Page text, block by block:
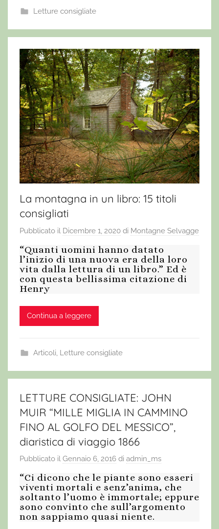
Letture consigliate
La montagna in un libro: 15 titoli
consigliati
Pubblicato il Dicembre 1, 2020 di Montagne Selvagge
“Quanti uomini hanno datato
l’inizio di una nuova era della loro
vita dalla lettura di un libro.” Ed è
con questa bellissima citazione di
Henry
Continua a leggere
Articoli Letture consigliate
LETTURE CONSIGLIATE: JOHN
MUIR “MILLE MIGLIA IN CAMMINO
FINO AL GOLFO DEL MESSICO”,
diaristica di viaggio 1866
Pubblicato il Gennaio 6, 2016 di admin_ms
“Ci dicono che le piante sono esseri
viventi mortali e senz’anima, che
soltanto l’uomo è immortale; eppure
sono convinto che sull’argomento
non sappiamo quasi niente.